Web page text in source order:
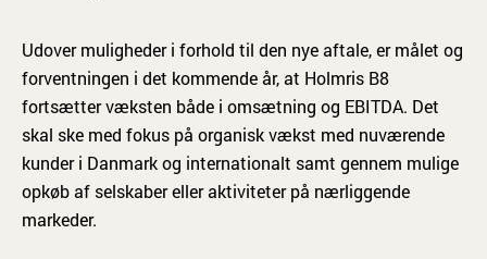
Udover muligheder i forhold til den nye aftale, er målet og
forventningen i det kommende år, at Holmris B8
fortsætter væksten både i omsætning og EBITDA. Det
skal ske med fokus på organisk vækst med nuværende
kunder i Danmark og internationalt samt gennem mulige
opkøb af selskaber eller aktiviteter på nærliggende
markeder.